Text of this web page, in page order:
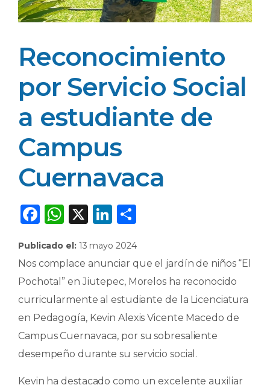
Reconocimiento
por Servicio Social
a estudiante de
Campus
Cuernavaca
F
c
e
b
o
o
k
W
a
ts
A
p
p
X
Li
k
e
dI
n
m
p
ar
ti
r
Publicado el: 13 mayo 2024
Nos complace anunciar que el jardín de niños “El
Pochotal” en Jiutepec, Morelos ha reconocido
curricularmente al estudiante de la Licenciatura
en Pedagogía, Kevin Alexis Vicente Macedo de
Campus Cuernavaca, por su sobresaliente
desempeño durante su servicio social.
Kevin ha destacado como un excelente auxiliar